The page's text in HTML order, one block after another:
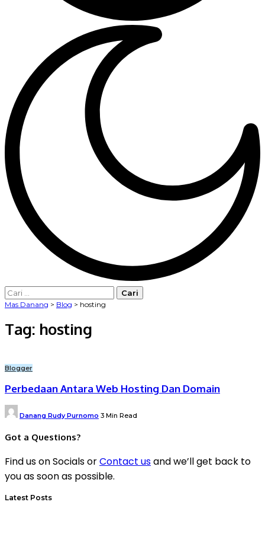
Cari
untuk:
Mas Danang > Blog > hosting
Tag: hosting
Blogger
Perbedaan Antara Web Hosting Dan Domain
Posted
by
Danang Rudy Purnomo 3 Min Read
Got a Questions?
Find us on Socials orContact usand we’ll get back to
you as soon as possible.
Latest Posts